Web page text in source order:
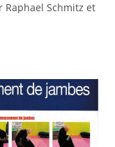
Raphael Schmitz et